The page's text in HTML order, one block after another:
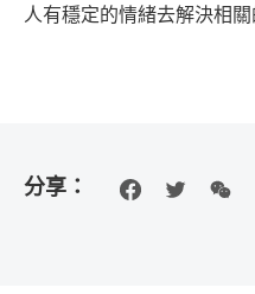
人有穩定的情緒去解決相關
分享：